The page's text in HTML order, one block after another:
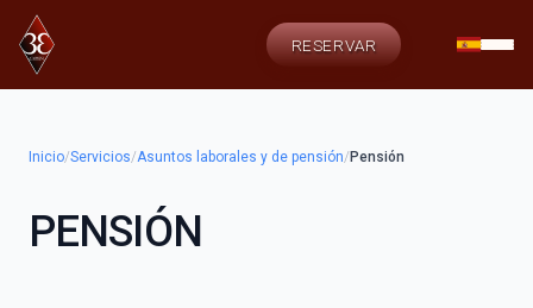
RESERVAR
Inicio/Servicios/Asuntos laborales y de pensión/ Pensión
PENSIÓN